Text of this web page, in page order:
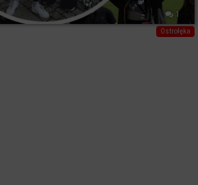
1
Ostrołęka